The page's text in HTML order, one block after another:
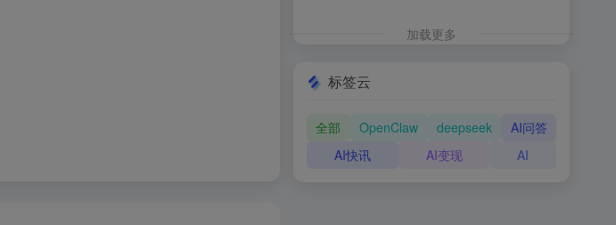
加载更多
标签云
全部 OpenClaw deepseek
AI问答
AI快讯
AI变现 AI